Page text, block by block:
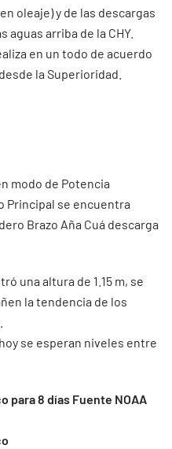
oleaje) y de las descargas
arriba de la CHY.
en un todo de acuerdo
la Superioridad.
modo de Potencia
Principal se encuentra
Brazo Aña Cuá descarga
una altura de 1.15 m, se
la tendencia de los
se esperan niveles entre
8 días Fuente NOAA